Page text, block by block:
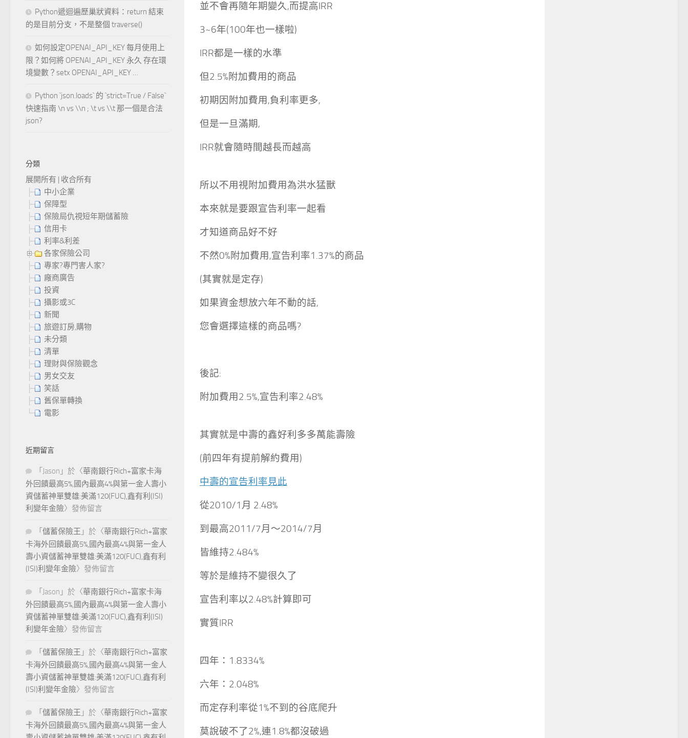
並不會再隨年期變久,而提高IRR
3~6年(100年也一樣啦)
IRR都是一樣的水準
但2.5%附加費用的商品
初期因附加費用,負利率更多,
但是一旦滿期,
IRR就會隨時間越長而越高
所以不用視附加費用為洪水猛獸
本來就是要跟宣告利率一起看
才知道商品好不好
不然0%附加費用,宣告利率1.37%的商品
(其實就是定存)
如果資金想放六年不動的話,
您會選擇這樣的商品嗎?
後記:
附加費用2.5%,宣告利率2.48%
其實就是中壽的鑫好利多多萬能壽險
(前四年有提前解約費用)
中壽的宣告利率見此
從2010/1月 2.48%
到最高2011/7月～2014/7月
皆維持2.484%
等於是維持不變很久了
宣告利率以2.48%計算即可
實質IRR
四年：1.8334%
六年：2.048%
而定存利率從1%不到的谷底爬升
莫說破不了2%,連1.8%都沒破過
Python遞迴遍歷巢狀資料：return 結束
的是目前分支，不是整個 traverse()
如何設定OPENAI_API_KEY 每月使用上
限？如何將 OPENAI_API_KEY 永久 存在環
境變數？setx OPENAI_API_KEY …
Python `json.loads` 的 `strict=True / False`
快速指南 \n vs \\n ; \t vs \\t 那一個是合法
json?
分類
展開所有 | 收合所有
中小企業
保障型
保險局仇視短年期儲蓄險
信用卡
利率&利差
各家保險公司
專家?專門害人家?
廠商廣告
投資
攝影或3C
新聞
旅遊訂房,購物
未分類
清單
理財與保險觀念
男女交友
笑話
舊保單轉換
電影
近期留言
「 Jason 」於〈華南銀行Rich+富家卡海
外回饋最高5%,國內最高4%與第一金人壽小
資儲蓄神單雙雄:美滿120(FUC),鑫有利(ISI)
利變年金險〉發佈留言
「 儲蓄保險王 」於〈華南銀行Rich+富家
卡海外回饋最高5%,國內最高4%與第一金人
壽小資儲蓄神單雙雄:美滿120(FUC),鑫有利
(ISI)利變年金險〉發佈留言
「 Jason 」於〈華南銀行Rich+富家卡海
外回饋最高5%,國內最高4%與第一金人壽小
資儲蓄神單雙雄:美滿120(FUC),鑫有利(ISI)
利變年金險〉發佈留言
「 儲蓄保險王 」於〈華南銀行Rich+富家
卡海外回饋最高5%,國內最高4%與第一金人
壽小資儲蓄神單雙雄:美滿120(FUC),鑫有利
(ISI)利變年金險〉發佈留言
「 儲蓄保險王 」於〈華南銀行Rich+富家
卡海外回饋最高5%,國內最高4%與第一金人